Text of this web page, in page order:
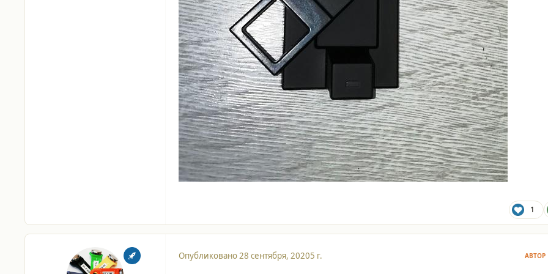
1
Опубликовано28 сентября, 20205 г. АВТОР